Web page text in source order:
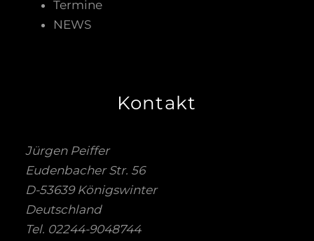
Termine
NEWS
Kontakt
Jürgen Peiffer
Eudenbacher Str. 56
D-53639 Königswinter
Deutschland
Tel. 02244-9048744